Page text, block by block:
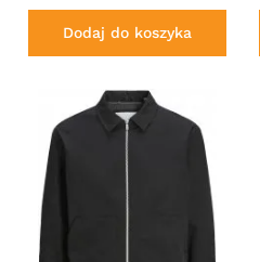
Dodaj do koszyka